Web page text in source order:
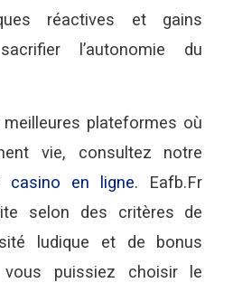
réactives et gains
l’autonomie du
plateformes où
vie, consultez notre
casino en ligne. Eafb.Fr
selon des critères de
ludique et de bonus
puissiez choisir le